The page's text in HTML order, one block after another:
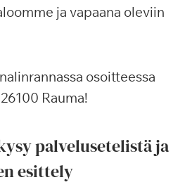
ja vapaana oleviin
osoitteessa
Rauma!
palvelusetelistä ja
esittely